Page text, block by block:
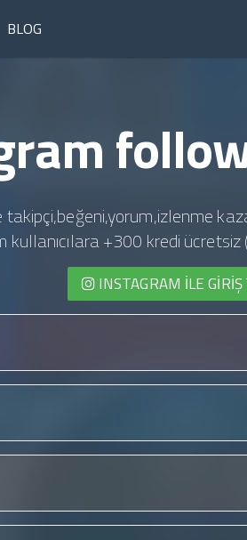
BLOG
kullanıcılara +300 kredi
INSTAGRAM İLE GIRIŞ